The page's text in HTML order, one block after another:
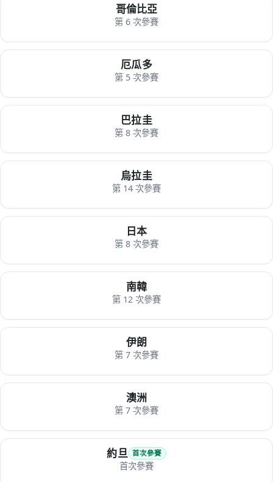
哥倫比亞
第 6 次參賽
厄瓜多
第 5 次參賽
巴拉圭
第 8 次參賽
烏拉圭
第 14 次參賽
日本
第 8 次參賽
南韓
第 12 次參賽
伊朗
第 7 次參賽
澳洲
第 7 次參賽
約旦 首次參賽
首次參賽